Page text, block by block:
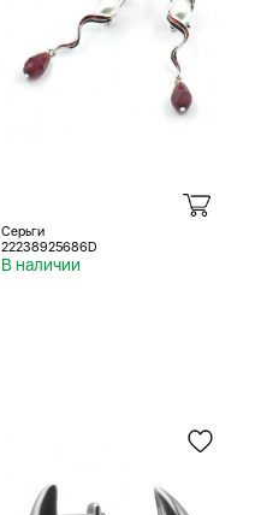
Серьги
22238925686D
В наличии